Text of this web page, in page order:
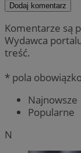
Dodaj komentarz
Komentarze są
Wydawca
treść.
* pola
Najnowsze
Popularne
N